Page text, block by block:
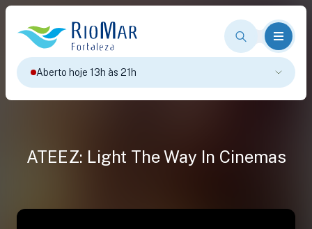
Aberto hoje 13h às 21h
ATEEZ: Light The Way In Cinemas